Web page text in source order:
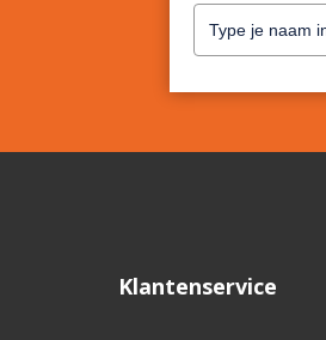
Klantenservice